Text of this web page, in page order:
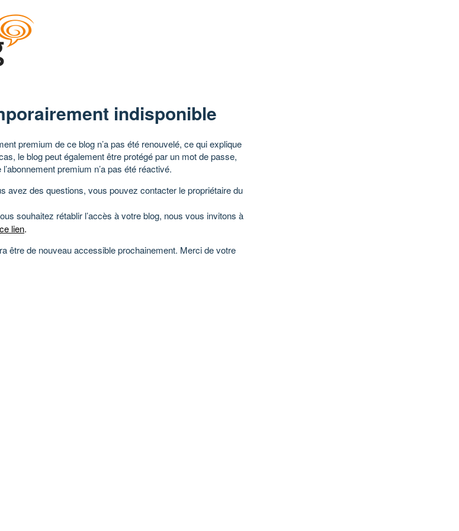
indisponible
premium de ce blog n’a pas été renouvelé, ce qui explique
le blog peut également être protégé par un mot de passe,
premium n’a pas été réactivé.
avez des questions, vous pouvez contacter le propriétaire du
souhaitez rétablir l’accès à votre blog, nous vous invitons à
ce lien.
être de nouveau accessible prochainement. Merci de votre